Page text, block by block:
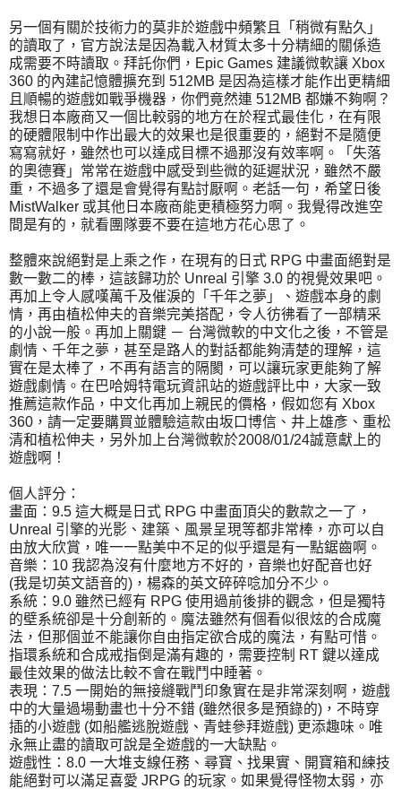
另一個有關於技術力的莫非於遊戲中頻繁且「稍微有點久」
的讀取了，官方說法是因為載入材質太多十分精細的關係造
成需要不時讀取。拜託你們，Epic Games 建議微軟讓 Xbox
360 的內建記憶體擴充到 512MB 是因為這樣才能作出更精細
且順暢的遊戲如戰爭機器，你們竟然連 512MB 都嫌不夠啊？
我想日本廠商又一個比較弱的地方在於程式最佳化，在有限
的硬體限制中作出最大的效果也是很重要的，絕對不是隨便
寫寫就好，雖然也可以達成目標不過那沒有效率啊。「失落
的奧德賽」常常在遊戲中感受到些微的延遲狀況，雖然不嚴
重，不過多了還是會覺得有點討厭啊。老話一句，希望日後
MistWalker 或其他日本廠商能更積極努力啊。我覺得改進空
間是有的，就看團隊要不要在這地方花心思了。
整體來說絕對是上乘之作，在現有的日式 RPG 中畫面絕對是
數一數二的棒，這該歸功於 Unreal 引擎 3.0 的視覺效果吧。
再加上令人感嘆萬千及催淚的「千年之夢」、遊戲本身的劇
情，再由植松伸夫的音樂完美搭配，令人彷彿看了一部精采
的小說一般。再加上關鍵 － 台灣微軟的中文化之後，不管是
劇情、千年之夢，甚至是路人的對話都能夠清楚的理解，這
實在是太棒了，不再有語言的隔閡，可以讓玩家更能夠了解
遊戲劇情。在巴哈姆特電玩資訊站的遊戲評比中，大家一致
推薦這款作品，中文化再加上親民的價格，假如您有 Xbox
360，請一定要購買並體驗這款由坂口博信、井上雄彥、重松
清和植松伸夫，另外加上台灣微軟於2008/01/24誠意獻上的
遊戲啊！
個人評分：
畫面：9.5 這大概是日式 RPG 中畫面頂尖的數款之一了，
Unreal 引擎的光影、建築、風景呈現等都非常棒，亦可以自
由放大欣賞，唯一一點美中不足的似乎還是有一點鋸齒啊。
音樂：10 我認為沒有什麼地方不好的，音樂也好配音也好
(我是切英文語音的)，楊森的英文碎碎唸加分不少。
系統：9.0 雖然已經有 RPG 使用過前後排的觀念，但是獨特
的壁系統卻是十分創新的。魔法雖然有個看似很炫的合成魔
法，但那個並不能讓你自由指定欲合成的魔法，有點可惜。
指環系統和合成戒指倒是滿有趣的，需要控制 RT 鍵以達成
最佳效果的做法比較不會在戰鬥中睡著。
表現：7.5 一開始的無接縫戰鬥印象實在是非常深刻啊，遊戲
中的大量過場動畫也十分不錯 (雖然很多是預錄的)，不時穿
插的小遊戲 (如船艦逃脫遊戲、青蛙參拜遊戲) 更添趣味。唯
永無止盡的讀取可說是全遊戲的一大缺點。
遊戲性：8.0 一大堆支線任務、尋寶、找果實、開寶箱和練技
能絕對可以滿足喜愛 JRPG 的玩家。如果覺得怪物太弱，亦